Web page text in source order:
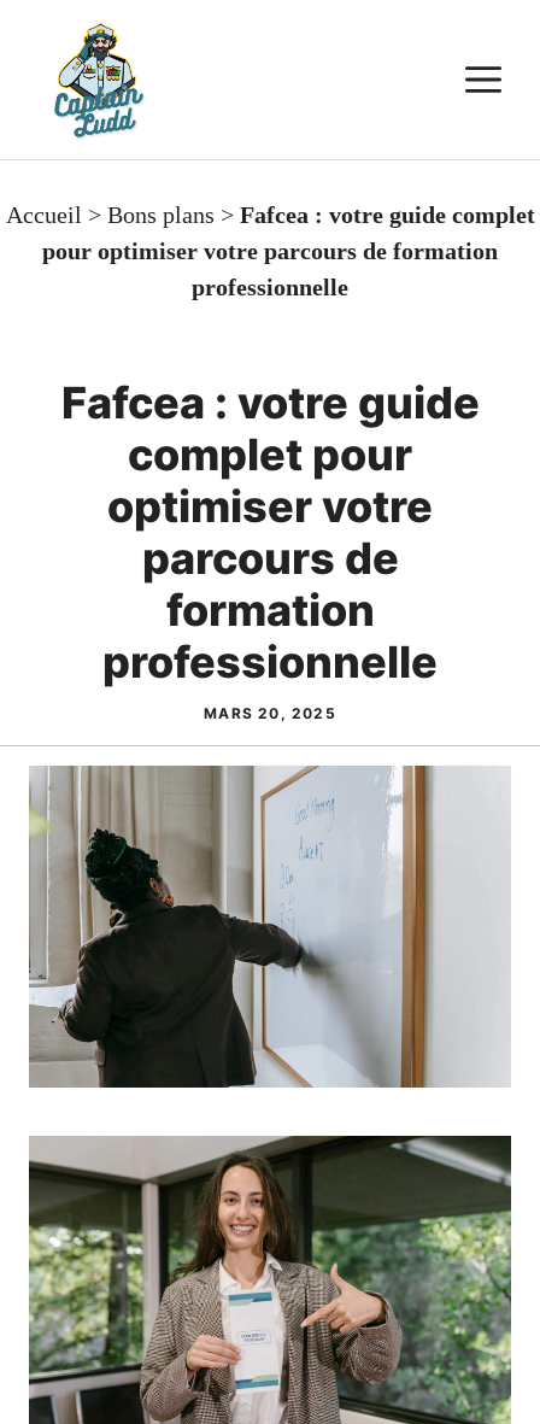
contenu
Accueil > Bons plans > Fafcea : votre guide complet
pour optimiser votre parcours de formation
professionnelle
Fafcea : votre guide
complet pour
optimiser votre
parcours de
formation
professionnelle
MARS 20, 2025